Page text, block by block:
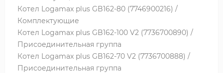
Котел Logamax plus GB162-80 (7746900216) /
Комплектующие
Котел Logamax plus GB162-100 V2 (7736700890) /
Присоединительная группа
Котел Logamax plus GB162-70 V2 (7736700888) /
Присоединительная группа